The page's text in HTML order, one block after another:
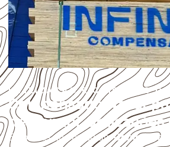
UTILIZAÇÃO E CUIDADOS
Compensado Naval
de Canapi: aplicações
Empresas que procuram